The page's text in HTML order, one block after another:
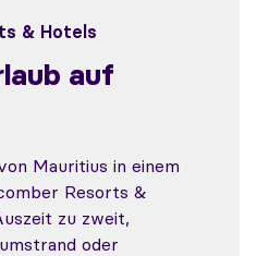
& Hotels
auf
Mauritius in einem
Resorts &
zu zweit,
oder